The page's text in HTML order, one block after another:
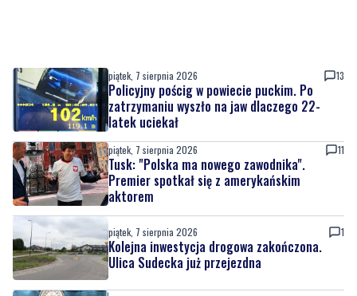
piątek, 7 sierpnia 2026 13
Policyjny pościg w powiecie puckim. Po
zatrzymaniu wyszło na jaw dlaczego 22-
latek uciekał
piątek, 7 sierpnia 2026 11
Tusk: "Polska ma nowego zawodnika".
Premier spotkał się z amerykańskim
aktorem
piątek, 7 sierpnia 2026 1
Kolejna inwestycja drogowa zakończona.
Ulica Sudecka już przejezdna